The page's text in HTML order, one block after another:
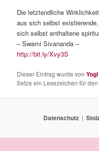
Die letztendliche
aus sich selbst
sich selbst enthaltene
– Swami Sivananda –
http://bit.ly/Xvy3S
Dieser Eintrag wurde vonYogi
Setze ein Lesezeichen für den
Datenschutz